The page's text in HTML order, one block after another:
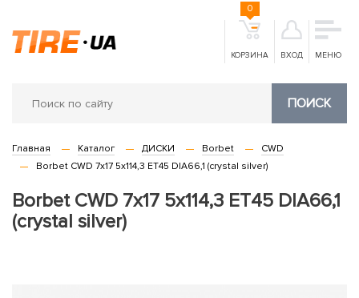
КОРЗИНА
0
ВХОД МЕНЮ
ПОИСК
Главная Каталог ДИСКИ Borbet
CWD
Borbet CWD 7x17 5x114,3 ET45 DIA66,1 (crystal silver)
Borbet CWD 7x17 5x114,3 ET45 DIA66,1
(crystal silver)